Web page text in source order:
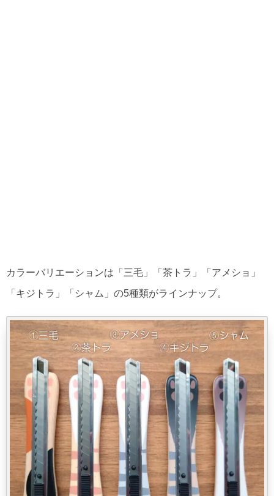
カラーバリエーションは「三毛」「茶トラ」「アメショ」
「キジトラ」「シャム」の5種類がラインナップ。